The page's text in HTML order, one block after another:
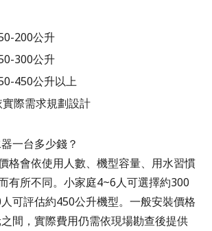
200公升
300公升
450公升以上
實際需求規劃設計
一台多少錢？
格會依使用人數、機型容量、用水習慣
有所不同。小家庭4~6人可選擇約300
可評估約450公升機型。一般安裝價格
間，實際費用仍需依現場勘查後提供